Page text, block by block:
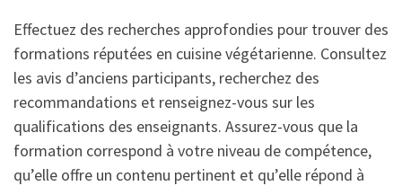
Effectuez des recherches approfondies pour trouver des
formations réputées en cuisine végétarienne. Consultez
les avis d’anciens participants, recherchez des
recommandations et renseignez-vous sur les
qualifications des enseignants. Assurez-vous que la
formation correspond à votre niveau de compétence,
qu’elle offre un contenu pertinent et qu’elle répond à